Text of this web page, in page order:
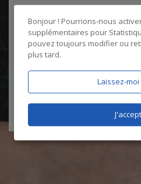
J'accepte lesCGUet lapolitique
certifie être âgé de plus de 18 ans
Bonjour ! Pourrions-nous
supplémentaires pour
pouvez toujours modifier ou
plus tard.
Laissez-